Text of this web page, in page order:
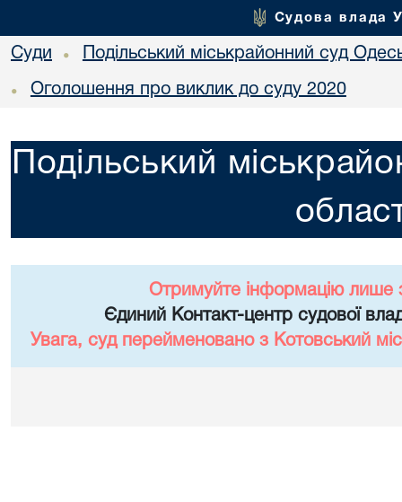
Судова влада
Суди • Подільський міськрайонний суд
• Оголошення про виклик до суду 2020
Подільський
Отримуйте інформацію лише
Єдиний Контакт-центр судової
Увага, суд перейменовано з Котовський